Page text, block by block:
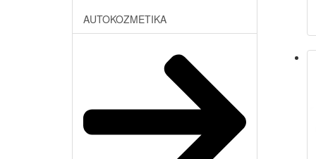
AUTOKOZMETIKA